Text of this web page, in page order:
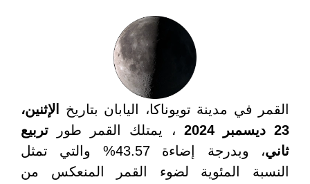
القمر في مدينة تويوناكا، اليابان بتاريخ
الإثنين،
23 ديسمبر 2024
، يمتلك القمر طور تربيع
ثاني
، وبدرجة إضاءة 43.57% والتي تمثل
النسبة المئوية لضوء القمر المنعكس من